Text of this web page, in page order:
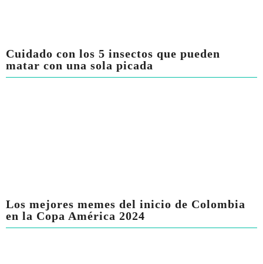
Cuidado con los 5 insectos que pueden
matar con una sola picada
Los mejores memes del inicio de Colombia
en la Copa América 2024